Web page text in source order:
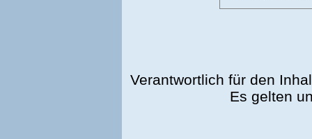
Verantwortlich für den
Es gelten